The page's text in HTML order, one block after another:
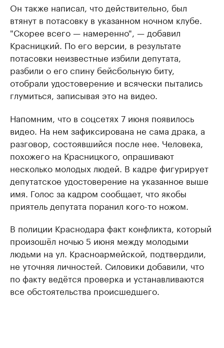
Он также написал, что действительно, был
втянут в потасовку в указанном ночном клубе.
"Скорее всего — намеренно", — добавил
Красницкий. По его версии, в результате
потасовки неизвестные избили депутата,
разбили о его спину бейсбольную биту,
отобрали удостоверение и всячески пытались
глумиться, записывая это на видео.
Напомним, что в соцсетях 7 июня появилось
видео. На нем зафиксирована не сама драка, а
разговор, состоявшийся после нее. Человека,
похожего на Красницкого, опрашивают
несколько молодых людей. В кадре фигурирует
депутатское удостоверение на указанное выше
имя. Голос за кадром сообщает, что якобы
приятель депутата поранил кого-то ножом.
В полиции Краснодара факт конфликта, который
произошёл ночью 5 июня между молодыми
людьми на ул. Красноармейской, подтвердили,
не уточняя личностей. Силовики добавили, что
по факту ведётся проверка и устанавливаются
все обстоятельства происшедшего.